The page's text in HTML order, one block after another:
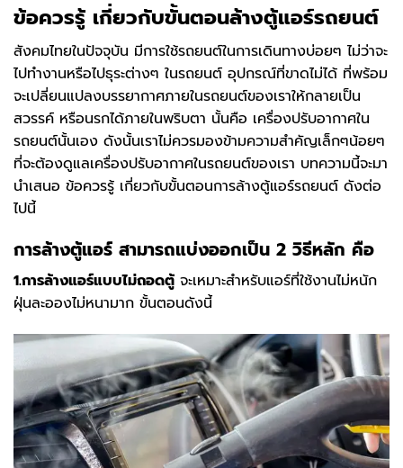
ข้อควรรู้ เกี่ยวกับขั้นตอนล้างตู้แอร์รถยนต์
สังคมไทยในปัจจุบัน มีการใช้รถยนต์ในการเดินทางบ่อยๆ ไม่ว่าจะ
ไปทำงานหรือไปธุระต่างๆ ในรถยนต์ อุปกรณ์ที่ขาดไม่ได้ ที่พร้อม
จะเปลี่ยนแปลงบรรยากาศภายในรถยนต์ของเราให้กลายเป็น
สวรรค์ หรือนรกได้ภายในพริบตา นั้นคือ เครื่องปรับอากาศใน
รถยนต์นั้นเอง ดังนั้นเราไม่ควรมองข้ามความสำคัญเล็กๆน้อยๆ
ที่จะต้องดูแลเครื่องปรับอากาศในรถยนต์ของเรา บทความนี้จะมา
นำเสนอ ข้อควรรู้ เกี่ยวกับขั้นตอนการล้างตู้แอร์รถยนต์ ดังต่อ
ไปนี้
การล้างตู้แอร์ สามารถแบ่งออกเป็น 2 วิธีหลัก คือ
1.การล้างแอร์แบบไม่ถอดตู้ จะเหมาะสำหรับแอร์ที่ใช้งานไม่หนัก
ฝุ่นละอองไม่หนามาก ขั้นตอนดังนี้